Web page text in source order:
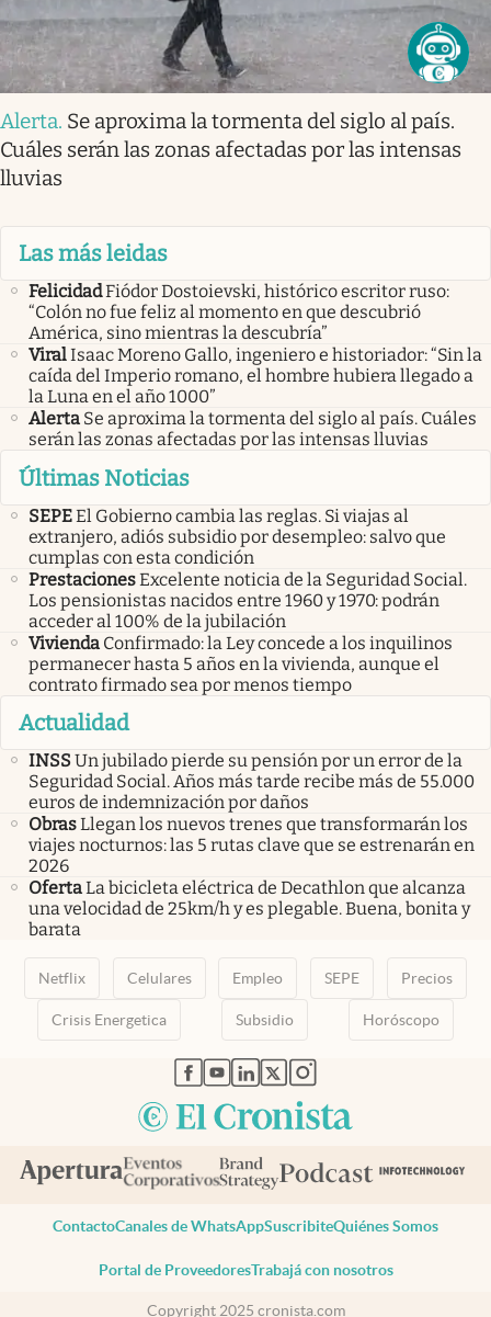
Alerta. Se aproxima la tormenta del siglo al país.
Cuáles serán las zonas afectadas por las intensas
lluvias
Las más leidas
FelicidadFiódor Dostoievski, histórico escritor ruso:
“Colón no fue feliz al momento en que descubrió
América, sino mientras la descubría”
ViralIsaac Moreno Gallo, ingeniero e historiador: “Sin la
caída del Imperio romano, el hombre hubiera llegado a
la Luna en el año 1000”
Alerta Se aproxima la tormenta del siglo al país. Cuáles
serán las zonas afectadas por las intensas lluvias
Últimas Noticias
SEPEEl Gobierno cambia las reglas. Si viajas al
extranjero, adiós subsidio por desempleo: salvo que
cumplas con esta condición
PrestacionesExcelente noticia de la Seguridad Social.
Los pensionistas nacidos entre 1960 y 1970: podrán
acceder al 100% de la jubilación
Vivienda Confirmado: la Ley concede a los inquilinos
permanecer hasta 5 años en la vivienda, aunque el
contrato firmado sea por menos tiempo
Actualidad
INSSUn jubilado pierde su pensión por un error de la
Seguridad Social. Años más tarde recibe más de 55.000
euros de indemnización por daños
ObrasLlegan los nuevos trenes que transformarán los
viajes nocturnos: las 5 rutas clave que se estrenarán en
2026
OfertaLa bicicleta eléctrica de Decathlon que alcanza
una velocidad de 25km/h y es plegable. Buena, bonita y
barata
Netflix Celulares Empleo SEPE Precios
Crisis Energetica Subsidio Horóscopo
abre en nueva pestaña
abre en nueva pestaña
abre en nueva pestaña
abre en nueva pestaña
abre en nueva pestaña
ContactoCanales de WhatsAppSuscribiteQuiénes Somos
Portal de ProveedoresTrabajá con nosotros
Copyright 2025 cronista.com